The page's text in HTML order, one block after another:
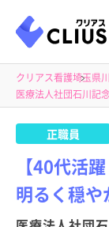
クリアス看護埼玉県
医療法人社団石川記
正職員
【40代活
明るく穏